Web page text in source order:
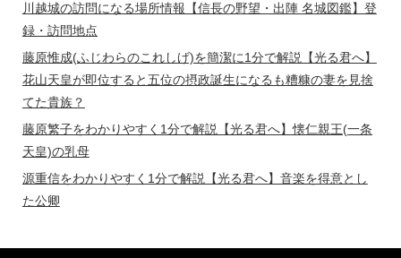
川越城の訪問になる場所情報【信長の野望・出陣 名城図鑑】登
録・訪問地点
藤原惟成(ふじわらのこれしげ)を簡潔に1分で解説【光る君へ】
花山天皇が即位すると五位の摂政誕生になるも糟糠の妻を見捨
てた貴族？
藤原繁子をわかりやすく1分で解説【光る君へ】懐仁親王(一条
天皇)の乳母
源重信をわかりやすく1分で解説【光る君へ】音楽を得意とし
た公卿